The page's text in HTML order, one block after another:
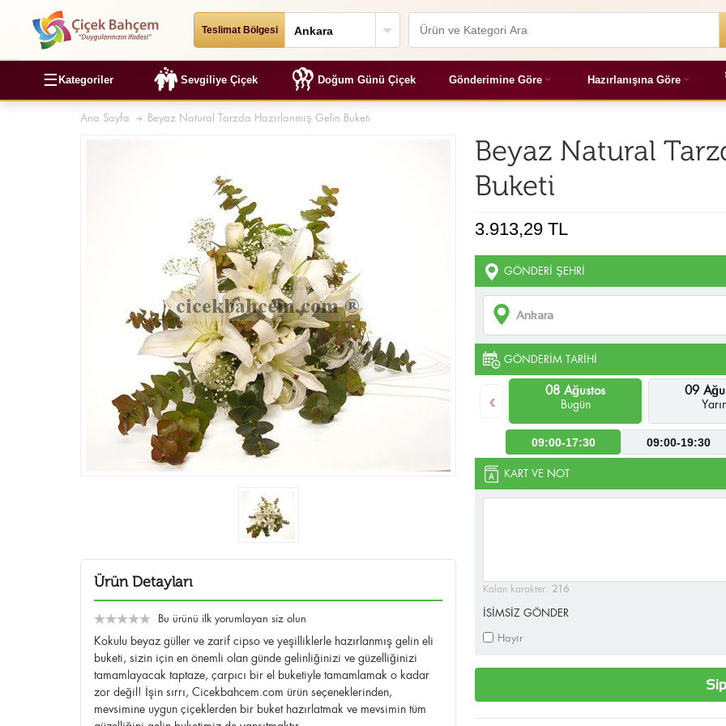
Teslimat Bölgesi
☰ Kategoriler Sevgiliye Çiçek Doğum Günü Çiçek Gönderimine Göre Hazırlanışına Göre
Ana Sayfa Beyaz Natural Tarzda Hazırlanmış Gelin Buketi
Ürün Detayları
Bu ürünü ilk yorumlayan siz olun
Kokulu beyaz güller ve zarif cipso ve yeşilliklerle hazırlanmış gelin eli
buketi, sizin için en önemli olan günde gelinliğinizi ve güzelliğinizi
tamamlayacak taptaze, çarpıcı bir el buketiyle tamamlamak o kadar
zor değil! İşin sırrı, Cicekbahcem.com ürün seçeneklerinden,
mevsimine uygun çiçeklerden bir buket hazırlatmak ve mevsimin tüm
Beyaz Natural
Buketi
3.913,29 TL
GÖNDERI ŞEHRI
GÖNDERIM TARIHI
‹ 08 Ağustos
Bugün
09
09:00-17:30 09:00-19:30
KART VE NOT
Kalan karakter: 216
İSİMSİZ GÖNDER
Hayır